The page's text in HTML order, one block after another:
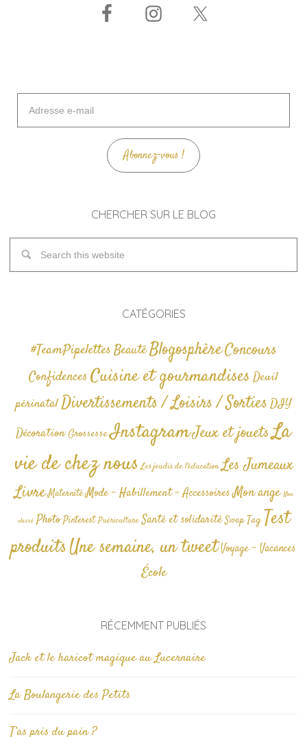
mail
Abonnez-vous !
CHERCHER SUR LE BLOG
CATÉGORIES
#TeamPipelettesBeautéBlogosphèreConcours
Confidences Cuisine et gourmandises Deuil
périnatalDivertissements / Loisirs / SortiesDIY
Décoration GrossesseInstagramJeux et jouetsLa
vie de chez nous Les jeudis de l'éducation Les Jumeaux
Livre Maternité Mode - Habillement - AccessoiresMon ange Non
classé Photo Pinterest Puériculture Santé et solidarité Swap TagTest
produitsUne semaine, un tweetVoyage - Vacances
École
RÉCEMMENT PUBLIÉS
Jack et le haricot magique au Lucernaire
La Boulangerie des Petits
T’as pris du pain ?